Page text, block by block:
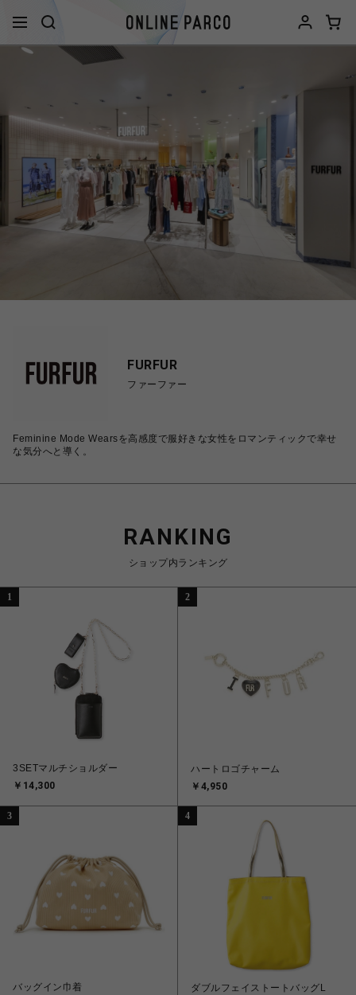
FURFUR
ファーファー
Feminine Mode Wearsを高感度で服好きな女性をロマンティックで幸せ
な気分へと導く。
RANKING
ショップ内ランキング
1
3SETマルチショルダー
￥14,300
2
ハートロゴチャーム
￥4,950
3
バッグイン巾着
4
ダブルフェイストートバッグL